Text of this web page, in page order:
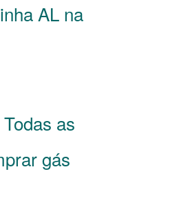
AL na
as
gás